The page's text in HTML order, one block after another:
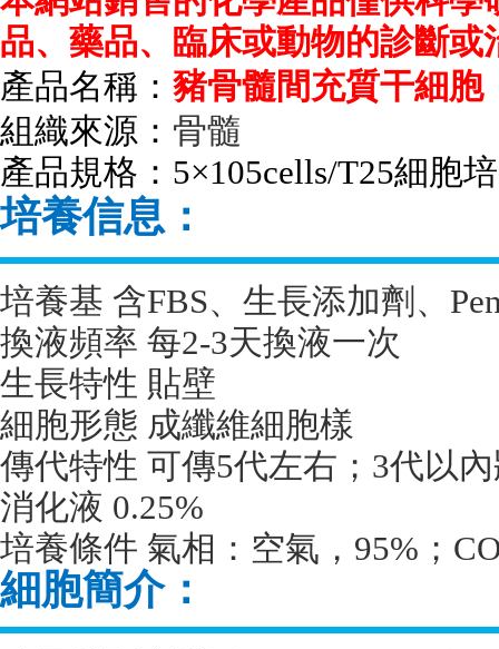
品、藥品、臨床或動物的診斷或
產品名稱： 豬骨髓間充質干細胞
組織來源： 骨髓
產品規格： 5×105cells/T25細胞
培養信息：
培養基 含FBS、生長添加劑、
換液頻率 每2-3天換液一次
生長特性 貼壁
細胞形態 成纖維細胞樣
傳代特性 可傳5代左右； 3代以
消化液 0.25%
培養條件 氣相：空氣， 95% ；
細胞簡介：